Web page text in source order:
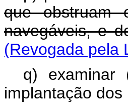
que obstruam
navegáveis, e
(Revogada pela
q) examinar
implantação